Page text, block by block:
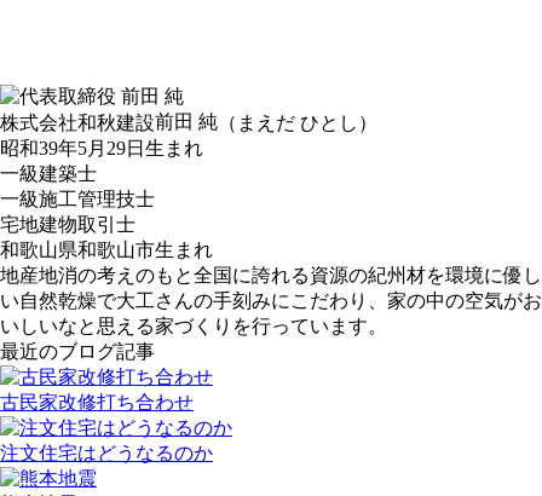
株式会社和秋建設前田 純 （まえだ ひとし）
昭和39年5月29日生まれ
一級建築士
一級施工管理技士
宅地建物取引士
和歌山県和歌山市生まれ
地産地消の考えのもと全国に誇れる資源の紀州材を環境に優し
い自然乾燥で大工さんの手刻みにこだわり、家の中の空気がお
いしいなと思える家づくりを行っています。
最近のブログ記事
古民家改修打ち合わせ
注文住宅はどうなるのか